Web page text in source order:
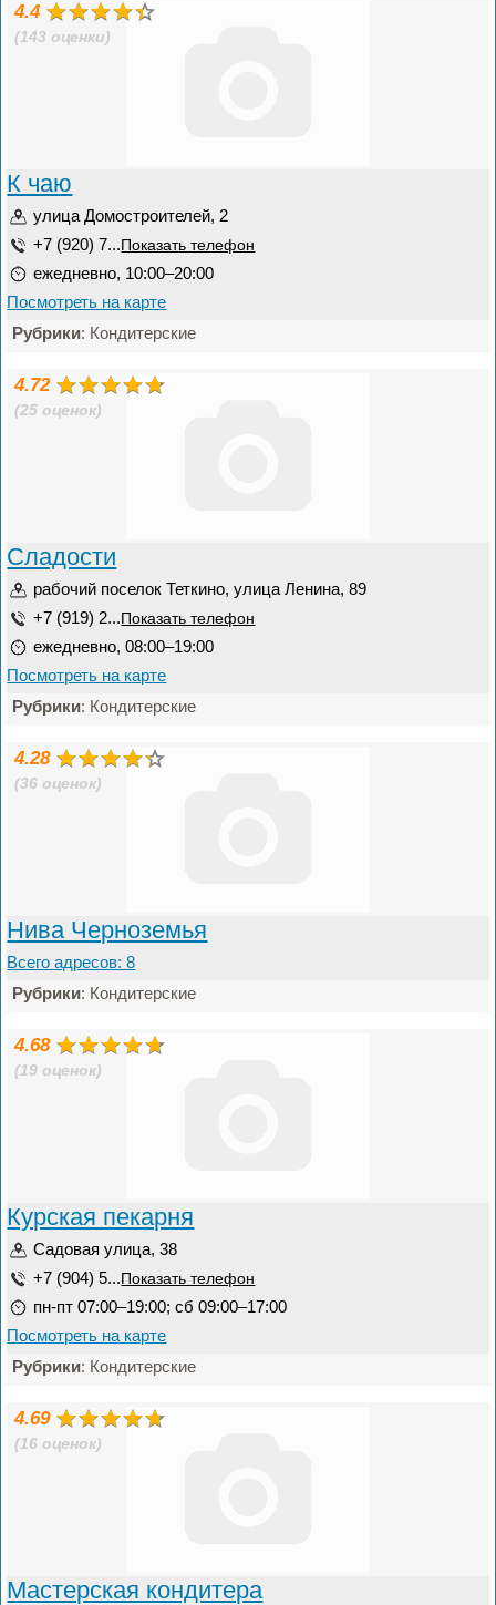
4.4
(143 оценки)
К чаю
улица Домостроителей, 2
+7 (920) 7... Показать телефон
ежедневно, 10:00–20:00
Посмотреть на карте
Рубрики: Кондитерские
4.72
(25 оценок)
Сладости
рабочий поселок Теткино, улица Ленина, 89
+7 (919) 2... Показать телефон
ежедневно, 08:00–19:00
Посмотреть на карте
Рубрики: Кондитерские
4.28
(36 оценок)
Нива Черноземья
Всего адресов: 8
Рубрики: Кондитерские
4.68
(19 оценок)
Курская пекарня
Садовая улица, 38
+7 (904) 5... Показать телефон
пн-пт 07:00–19:00; сб 09:00–17:00
Посмотреть на карте
Рубрики: Кондитерские
4.69
(16 оценок)
Мастерская кондитера